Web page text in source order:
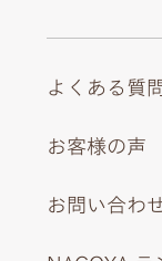
よくある質
お客様の声
お問い合わ